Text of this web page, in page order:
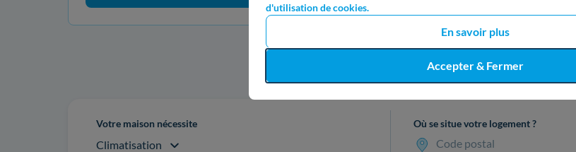
d'utilisation de cookies.
En savoir plus
Accepter & Fermer
Recevez votre devis gratuit
Votre maison nécessite
Climatisation
Où se situe votre logement ?
Code postal